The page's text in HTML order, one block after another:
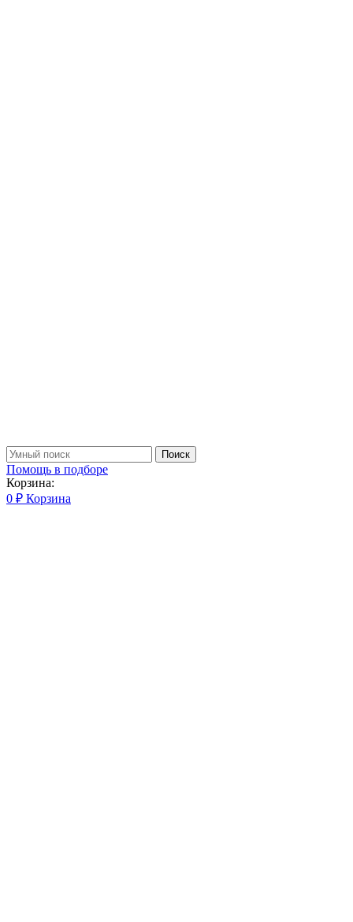
Поиск
Помощь в подборе
Корзина:
0 ₽ Корзина